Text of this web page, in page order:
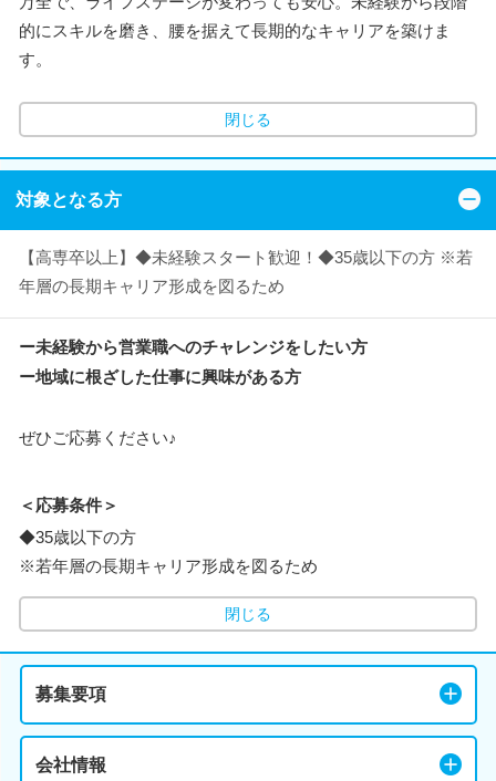
的にスキルを磨き、腰を据えて長期的なキャリアを築けま
す。
閉じる
対象となる方
【高専卒以上】◆未経験スタート歓迎！◆35歳以下の方 ※若
年層の長期キャリア形成を図るため
ー未経験から営業職へのチャレンジをしたい方
ー地域に根ざした仕事に興味がある方
ぜひご応募ください♪
＜応募条件＞
◆35歳以下の方
※若年層の長期キャリア形成を図るため
閉じる
募集要項
会社情報